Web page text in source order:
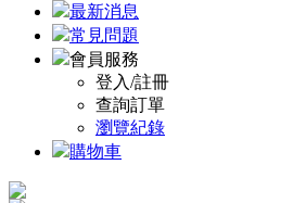
最新消息
常見問題
會員服務
登入/註冊
查詢訂單
瀏覽紀錄
購物車